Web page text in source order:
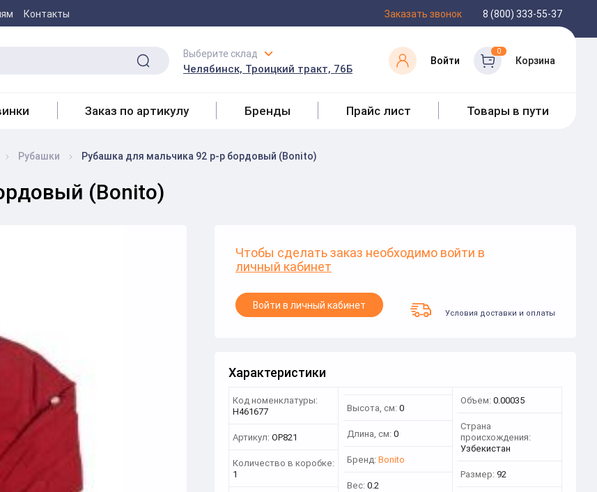
Контакты Заказать звонок 8 (800) 333-55-37
Выберите склад
Челябинск, Троицкий тракт, 76Б
Войти
0
Корзина
Заказ по артикулу Бренды Прайс лист Товары в пути
Рубашки Рубашка для мальчика 92 р-р бордовый (Bonito)
(Bonito)
Чтобы сделать заказ необходимо войти в
личный кабинет
Войти в личный кабинет
Условия доставки и оплаты
Характеристики
Код номенклатуры:
Н461677
Артикул: OP821
Количество в коробке:
1
Высота, см: 0
Длина, см: 0
Бренд: Bonito
Вес: 0.2
Объем: 0.00035
Страна
происхождения:
Узбекистан
Размер: 92